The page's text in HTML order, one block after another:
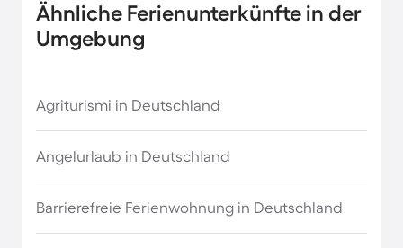
Ähnliche Ferienunterkünfte in der
Umgebung
Agriturismi in Deutschland
Angelurlaub in Deutschland
Barrierefreie Ferienwohnung in Deutschland